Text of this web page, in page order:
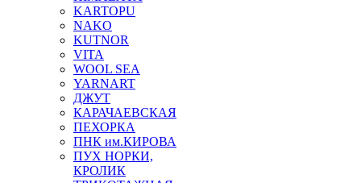
KARTOPU
NAKO
KUTNOR
VITA
WOOL SEA
YARNART
ДЖУТ
КАРАЧАЕВСКАЯ
ПЕХОРКА
ПНК им.КИРОВА
ПУХ НОРКИ,
КРОЛИК